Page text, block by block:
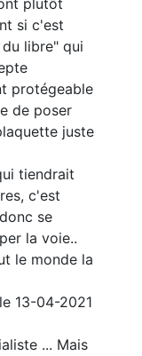
plutôt
si c'est
libre" qui
protégeable
de poser
juste
tiendrait
c'est
se
la voie..
le monde la
13-04-2021
... Mais